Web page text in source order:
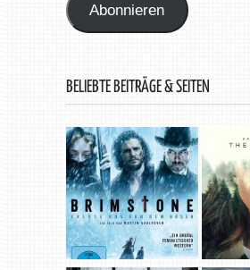
Abonnieren
BELIEBTE BEITRÄGE & SEITEN